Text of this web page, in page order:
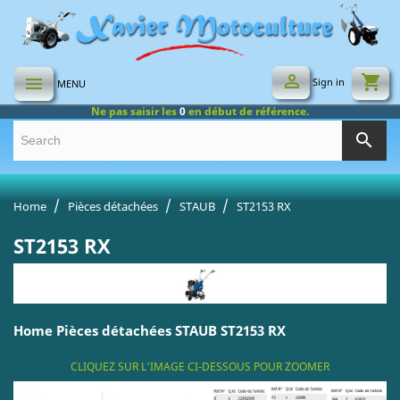
 MENU shopping_cart
 Sign in
search
Ne pas saisir les0en début de référence.
Home Pièces détachées STAUB ST2153 RX
ST2153 RX
Home Pièces détachées STAUB ST2153 RX
CLIQUEZ SUR L'IMAGE CI-DESSOUS POUR ZOOMER